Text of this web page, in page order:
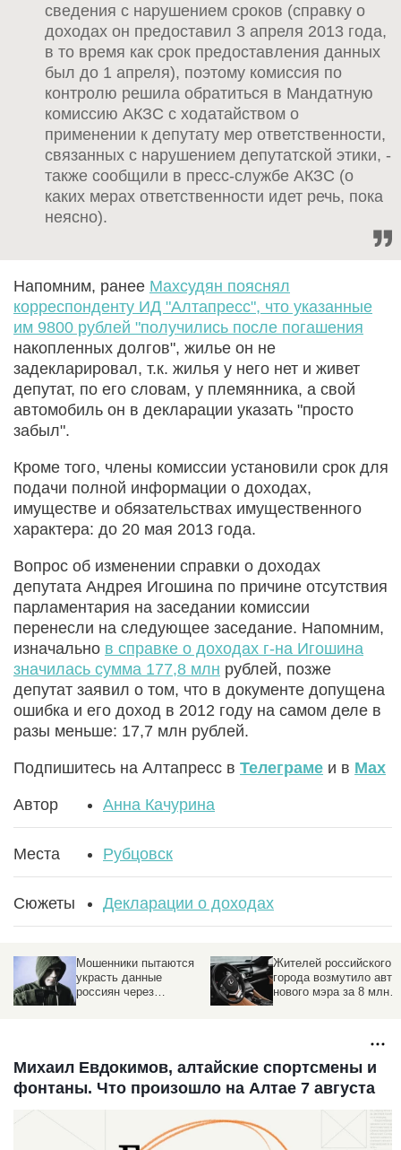
сведения с нарушением сроков (справку о
доходах он предоставил 3 апреля 2013 года,
в то время как срок предоставления данных
был до 1 апреля), поэтому комиссия по
контролю решила обратиться в Мандатную
комиссию АКЗС с ходатайством о
применении к депутату мер ответственности,
связанных с нарушением депутатской этики, -
также сообщили в пресс-службе АКЗС (о
каких мерах ответственности идет речь, пока
неясно).
Напомним, ранее Махсудян пояснял
корреспонденту ИД "Алтапресс", что указанные
им 9800 рублей "получились после погашения
накопленных долгов", жилье он не
задекларировал, т.к. жилья у него нет и живет
депутат, по его словам, у племянника, а свой
автомобиль он в декларации указать "просто
забыл".
Кроме того, члены комиссии установили срок для
подачи полной информации о доходах,
имуществе и обязательствах имущественного
характера: до 20 мая 2013 года.
Вопрос об изменении справки о доходах
депутата Андрея Игошина по причине отсутствия
парламентария на заседании комиссии
перенесли на следующее заседание. Напомним,
изначально в справке о доходах г-на Игошина
значилась сумма 177,8 млн рублей, позже
депутат заявил о том, что в документе допущена
ошибка и его доход в 2012 году на самом деле в
разы меньше: 17,7 млн рублей.
Подпишитесь на Алтапресс в Телеграме и в Max
Автор Анна Качурина
Места Рубцовск
Сюжеты Декларации о доходах
Мошенники пытаются
украсть данные
россиян через
Жителей российского
города возмутило авто
нового мэра за 8 млн
Михаил Евдокимов, алтайские спортсмены и
фонтаны. Что произошло на Алтае 7 августа